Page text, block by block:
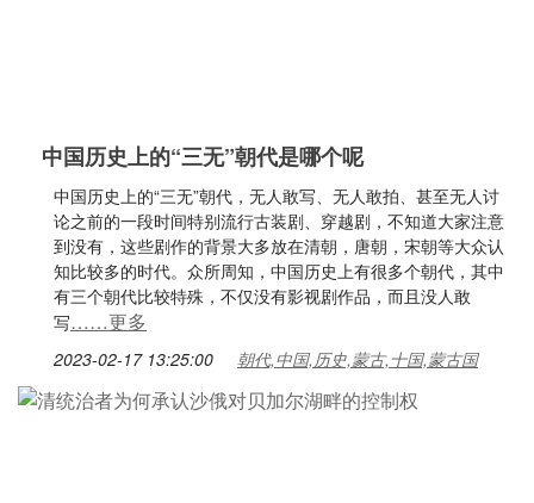
中国历史上的“三无”朝代是哪个呢
中国历史上的“三无”朝代，无人敢写、无人敢拍、甚至无人讨
论之前的一段时间特别流行古装剧、穿越剧，不知道大家注意
到没有，这些剧作的背景大多放在清朝，唐朝，宋朝等大众认
知比较多的时代。众所周知，中国历史上有很多个朝代，其中
有三个朝代比较特殊，不仅没有影视剧作品，而且没人敢
写……更多
2023-02-17 13:25:00 朝代,中国,历史,蒙古,十国,蒙古国